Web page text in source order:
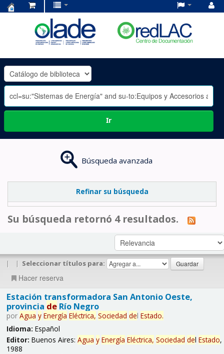
OLADE
-
Ir
Búsqueda avanzada
Refinar su búsqueda
Su búsqueda retornó 4 resultados.
| | Seleccionar títulos para:
Hacer reserva
Estación transformadora San Antonio Oeste,
provincia deRío Negro
por Agua y Energía Eléctrica, Sociedad del Estado.
Idioma: Español
Editor: Buenos Aires: Agua y Energía Eléctrica, Sociedad del Estado,
1988